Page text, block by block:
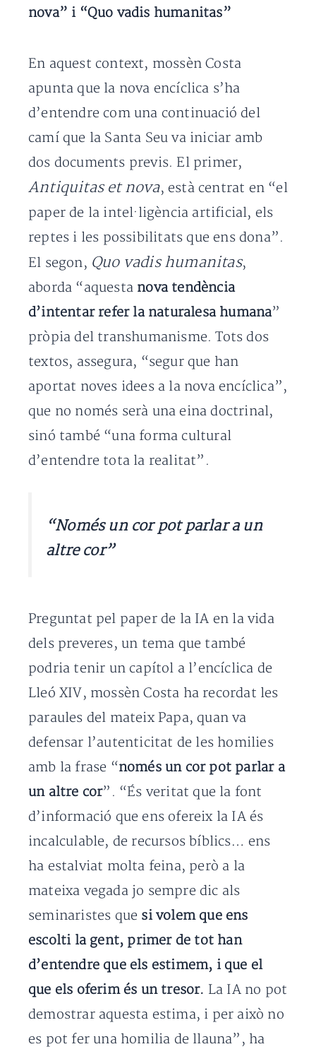
nova” i “Quo vadis humanitas”
En aquest context, mossèn Costa
apunta que la nova encíclica s’ha
d’entendre com una continuació del
camí que la Santa Seu va iniciar amb
dos documents previs. El primer,
Antiquitas et nova, està centrat en “el
paper de la intel·ligència artificial, els
reptes i les possibilitats que ens dona”.
El segon, Quo vadis humanitas,
aborda “aquesta nova tendència
d’intentar refer la naturalesa humana”
pròpia del transhumanisme. Tots dos
textos, assegura, “segur que han
aportat noves idees a la nova encíclica”,
que no només serà una eina doctrinal,
sinó també “una forma cultural
d’entendre tota la realitat”.
“Només un cor pot parlar a un
altre cor”
Preguntat pel paper de la IA en la vida
dels preveres, un tema que també
podria tenir un capítol a l’encíclica de
Lleó XIV, mossèn Costa ha recordat les
paraules del mateix Papa, quan va
defensar l’autenticitat de les homilies
amb la frase “només un cor pot parlar a
un altre cor”. “És veritat que la font
d’informació que ens ofereix la IA és
incalculable, de recursos bíblics… ens
ha estalviat molta feina, però a la
mateixa vegada jo sempre dic als
seminaristes que si volem que ens
escolti la gent, primer de tot han
d’entendre que els estimem, i que el
que els oferim és un tresor. La IA no pot
demostrar aquesta estima, i per això no
es pot fer una homilia de llauna”, ha